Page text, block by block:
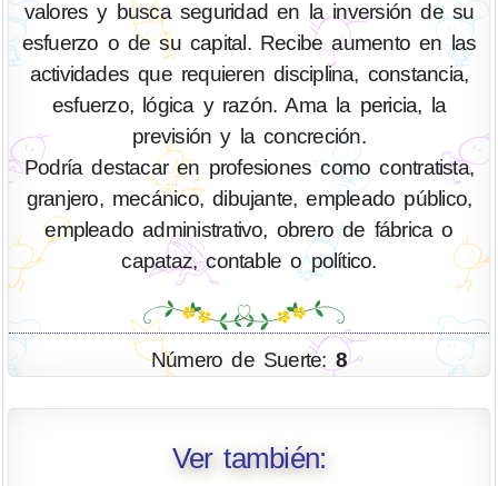
valores y busca seguridad en la inversión de su
esfuerzo o de su capital. Recibe aumento en las
actividades que requieren disciplina, constancia,
esfuerzo, lógica y razón. Ama la pericia, la
previsión y la concreción.
Podría destacar en profesiones como contratista,
granjero, mecánico, dibujante, empleado público,
empleado administrativo, obrero de fábrica o
capataz, contable o político.
Número de Suerte: 8
Ver también: